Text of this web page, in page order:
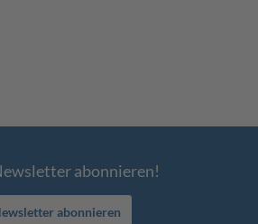
abonnieren!
abonnieren